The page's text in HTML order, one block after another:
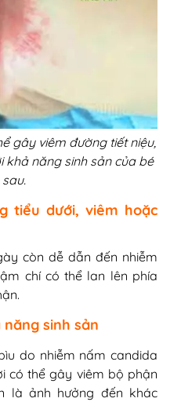
gây viêm đường tiết niệu,
khả năng sinh sản của bé
sau.
tiểu dưới, viêm hoặc
còn dễ dẫn đến nhiễm
chí có thể lan lên phía
sinh sản
do nhiễm nấm candida
có thể gây viêm bộ phận
là ảnh hưởng đến khác